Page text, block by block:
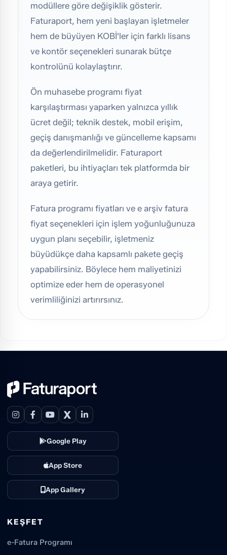
modüllere göre değişiklik gösterir.
Faturaport, hem yeni başlayan işletmeler
hem de büyüyen KOBİ'ler için farklı lisans
ve kontör seçenekleri sunarak bütçe
kontrolünü kolaylaştırır.
Ön muhasebe programı fiyat
karşılaştırması yaparken yalnızca yıllık
ücret değil; teknik destek, mobil erişim,
geçiş danışmanlığı ve güncelleme kapsamı
da değerlendirilmelidir. Faturaport
paketleri, bu ihtiyaçları tek platformda bir
araya getirir.
Fatura programı fiyatları ve e arşiv fatura
fiyat seçenekleri için işlem yoğunluğunuza
uygun planı seçebilir, işletmeniz
büyüdükçe daha kapsamlı pakete geçiş
yapabilirsiniz. Böylece hem maliyetinizi
optimize eder hem de operasyonel
verimliliğinizi artırırsınız.
X
Google Play
App Store
App Gallery
KEŞFET
e-Fatura Programı